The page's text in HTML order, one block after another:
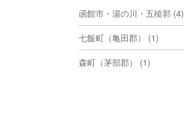
函館市・湯の川・五稜郭 (4)
七飯町（亀田郡） (1)
森町（茅部郡） (1)